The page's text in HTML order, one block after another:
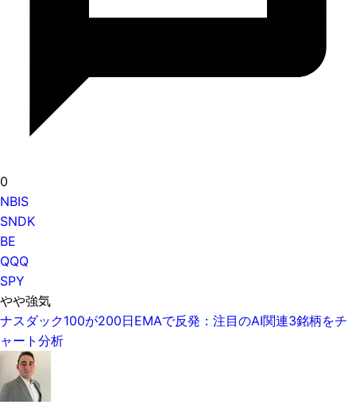
0
NBIS
SNDK
BE
QQQ
SPY
やや強気
ナスダック100が200日EMAで反発：注目のAI関連3銘柄をチ
ャート分析